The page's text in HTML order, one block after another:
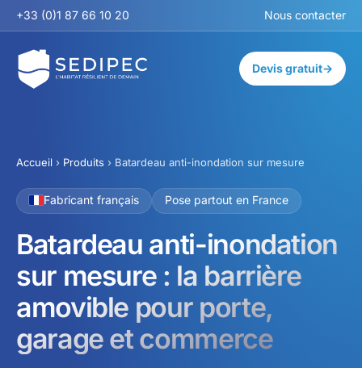
+33 (0)1 87 66 10 20 Nous contacter
Devis gratuit→
Accueil › Produits › Batardeau anti-inondation sur mesure
Fabricant français Pose partout en France
Batardeau anti-inondation
sur mesure : la barrière
amovible pour porte,
garage et commerce